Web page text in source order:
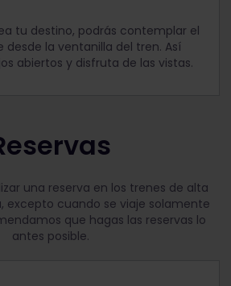
tu destino, podrás contemplar el
desde la ventanilla del tren. Así
abiertos y disfruta de las vistas.
una reserva en los trenes de alta
excepto cuando se viaje solamente
que hagas las reservas lo
antes posible.